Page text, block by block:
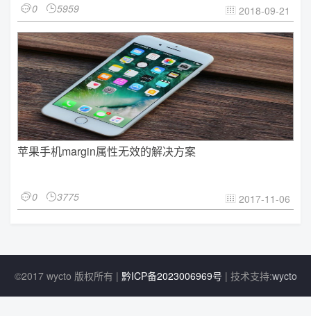
0 5959  2018-09-21
苹果手机margin属性无效的解决方案
0 3775  2017-11-06
©2017 wycto 版权所有 | 黔ICP备2023006969号 | 技术支持:wycto